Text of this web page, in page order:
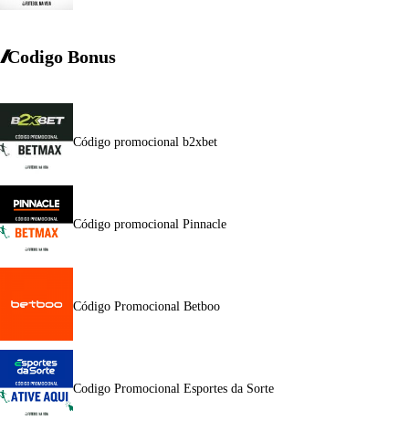
Codigo Bonus
Código promocional b2xbet
Código promocional Pinnacle
Código Promocional Betboo
Codigo Promocional Esportes da Sorte